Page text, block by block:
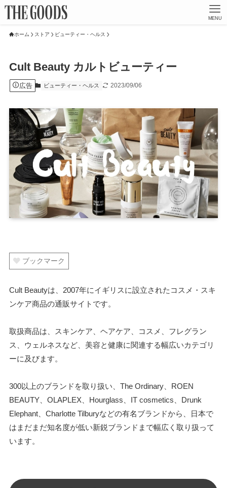
MENU
ホーム ストア ビューティー・ヘルス
Cult Beauty カルトビューティー
広告 ビューティー・ヘルス 2023/09/06
ブックマーク
Cult Beautyは、2007年にイギリスに設立されたコスメ・スキ
ンケア商品の通販サイトです。
取扱商品は、スキンケア、ヘアケア、コスメ、フレグラン
ス、ウェルネスなど、美容と健康に関連する幅広いカテゴリ
ーに及びます。
300以上のブランドを取り扱い、The Ordinary、ROEN
BEAUTY、OLAPLEX、Hourglass、IT cosmetics、Drunk
Elephant、Charlotte Tilburyなどの有名ブランドから、日本で
はまだまだ知名度が低い新鋭ブランドまで幅広く取り扱って
います。